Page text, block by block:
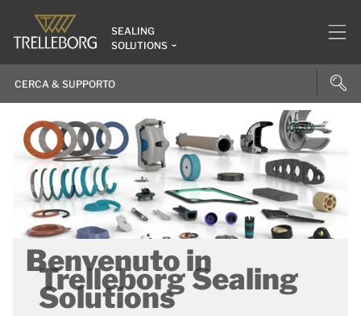
SEALING
SOLUTIONS
Benvenuto in
Trelleborg Sealing
Solutions